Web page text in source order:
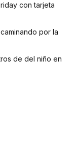
con tarjeta
por la
de del niño en